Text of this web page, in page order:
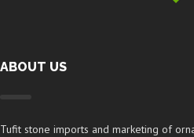
ABOUT US
Tufit stone imports and marketing of